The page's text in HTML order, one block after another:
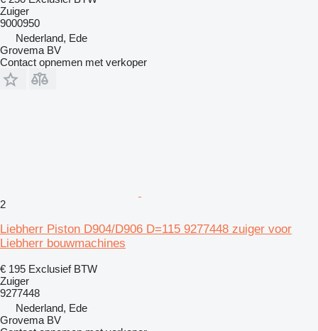
Zuiger
9000950
Nederland, Ede
Grovema BV
Contact opnemen met verkoper
2
Liebherr Piston D904/D906 D=115 9277448 zuiger voor
Liebherr bouwmachines
€ 195 Exclusief BTW
Zuiger
9277448
Nederland, Ede
Grovema BV